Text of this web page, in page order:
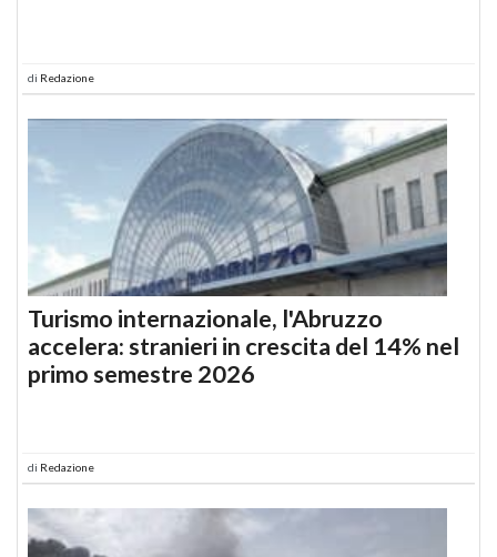
di Redazione
Turismo internazionale, l'Abruzzo
accelera: stranieri in crescita del 14% nel
primo semestre 2026
di Redazione